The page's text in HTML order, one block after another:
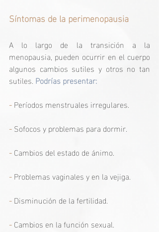
Síntomas de la perimenopausia
A lo largo de la transición a la
menopausia, pueden ocurrir en el cuerpo
algunos cambios sutiles y otros no tan
sutiles. Podrías presentar:
- Períodos menstruales irregulares.
- Sofocos y problemas para dormir.
- Cambios del estado de ánimo.
- Problemas vaginales y en la vejiga.
- Disminución de la fertilidad.
- Cambios en la función sexual.